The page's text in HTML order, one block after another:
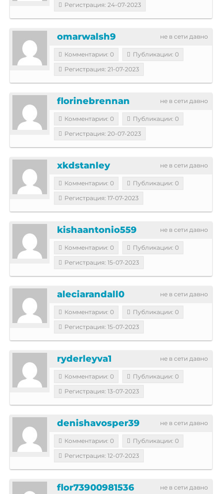
Регистрация: 24-07-2023
не в сети давно
omarwalsh9
Комментарии: 0
Публикации: 0
Регистрация: 21-07-2023
не в сети давно
florinebrennan
Комментарии: 0
Публикации: 0
Регистрация: 20-07-2023
не в сети давно
xkdstanley
Комментарии: 0
Публикации: 0
Регистрация: 17-07-2023
не в сети давно
kishaantonio559
Комментарии: 0
Публикации: 0
Регистрация: 15-07-2023
не в сети давно
aleciarandall0
Комментарии: 0
Публикации: 0
Регистрация: 15-07-2023
не в сети давно
ryderleyva1
Комментарии: 0
Публикации: 0
Регистрация: 13-07-2023
не в сети давно
denishavosper39
Комментарии: 0
Публикации: 0
Регистрация: 12-07-2023
не в сети давно
flor73900981536